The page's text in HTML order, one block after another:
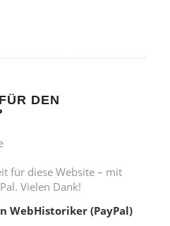
DEN
für diese Website – mit
Vielen Dank!
WebHistoriker (PayPal)